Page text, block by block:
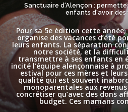
Sanctuaire d‘Alençon :
enfants d'avoir des
Pour sa 5e édition cette année,
organise des vacances d’été
leurs enfants. La séparation
notre société, et la
transmettre à ses enfants en
incité l’équipe alençonnaise à
estival pour ces mères et
qualité qui est souvent
monoparentales aux
concrétiser qu’avec des dons
budget. Ces mamans